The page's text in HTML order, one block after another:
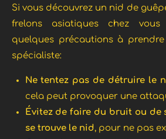
Si vous découvrez un nid de
frelons asiatiques chez
quelques précautions à
spécialiste:
Ne tentez pas de détruire le
cela peut provoquer une
Évitez de faire du bruit ou de
se trouve le nid, pour ne pas